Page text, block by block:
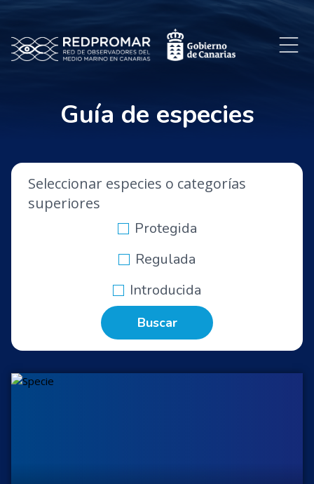
Guía de especies
Seleccionar especies o categorías
superiores
Protegida
Regulada
Introducida
Buscar